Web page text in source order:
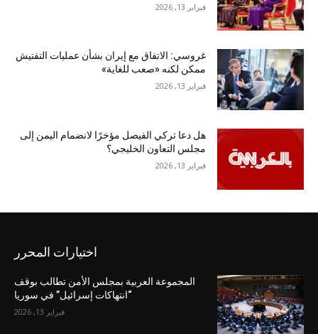
فبراير 13, 2026
غروسي: الاتفاق مع إيران بشأن عمليات التفتيش
ممكن لكنه «صعب للغاية»
فبراير 13, 2026
هل دعا تركي الفيصل مؤخرًا لانضمام اليمن إلى
مجلس التعاون الخليجي؟
فبراير 13, 2026
اختيارات المحرر
المجموعة العربية بمجلس الأمن تطالب بوقف
“انتهاكات إسرائيل” في سوريا
فبراير 13, 2026